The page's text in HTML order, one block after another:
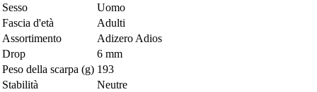
Sesso
Uomo
Fascia d'età
Adulti
Assortimento
Adizero Adios
Drop
6 mm
Peso della scarpa (g) 193
Stabilità
Neutre